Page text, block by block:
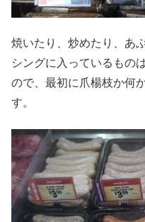
焼いたり、炒めたり、あ
シングに入っているもの
ので、最初に爪楊枝か何
す。